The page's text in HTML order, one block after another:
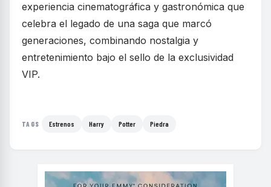
experiencia cinematográfica y gastronómica que
celebra el legado de una saga que marcó
generaciones, combinando nostalgia y
entretenimiento bajo el sello de la exclusividad
VIP.
TAGS Estrenos Harry Potter Piedra